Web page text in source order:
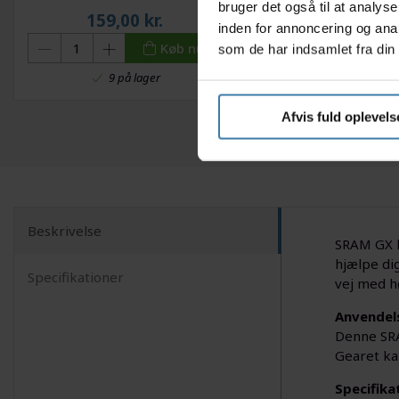
bruger det også til at
inden for annoncering og
som de har indsamlet fra
Afvis fuld
159,00 kr.
Køb nu
9 på lager
kædetyper
89,00kr.
+10 på
Beskrivelse
Specifikationer
SRAM
hjælpe
vej med
Denne
Gearet